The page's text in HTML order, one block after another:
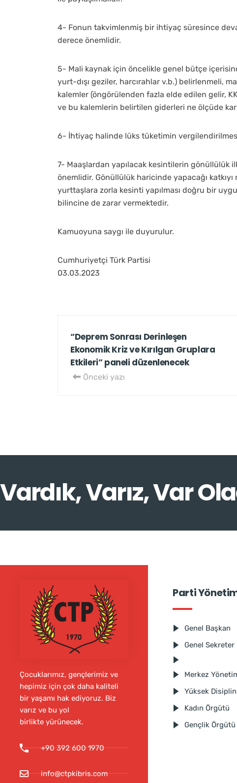
4- Fonun takvimlenmiş bir ihtiyaç süresince
derece önemlidir.
5- Mali kaynak için öncelikle genel bütçe
yurt-dışı geziler, harcırahlar v.b.) belirlenmeli,
kalemler (öngörülenden fazla elde edilen gelir,
ve bu kalemlerin belirtilen giderleri ne ölçüde
6- İhtiyaç halinde lüks tüketimin vergilendirilmesi
7- Maaşlardan yapılacak kesintilerin gönüllülük
önemlidir. Gönüllülük haricinde yapacağı
yurttaşlara zorla kesinti yapılması doğru bir
bilincine de zarar vermektedir.
Kamuoyuna saygı ile duyurulur.
Cumhuriyetçi Türk Partisi
03.03.2023
“Deprem Sonrası Derinleşen
Ekonomik Kriz ve Kırılgan Gruplara
Etkileri” paneli düzenlenecek
Önceki yazı
Vardık, Varız, Var
Çocuklarımız, gençlerimiz ve
hepimiz için çok daha kaliteli
bir yaşamı hak ediyoruz. Biz
varız ve bu yol
birlikte yürünecek.
+90 392 600 1970
info@ctpkibris.com
Parti
Genel Başkan
Genel Sekreter
Merkez
Yüksek
Kadın Örgütü
Gençlik Örgütü